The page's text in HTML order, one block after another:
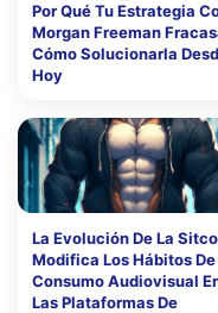
Por Qué Tu Estrategia
Morgan Freeman
Cómo Solucionarla
Hoy
La Evolución De La
Modifica Los Hábitos De
Consumo Audiovisual
Las Plataformas De